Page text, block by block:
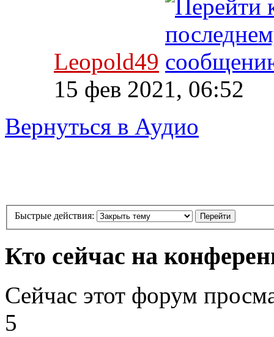
Leopold49
15 фев 2021, 06:52
Вернуться в Аудио
Быстрые действия:
Кто сейчас на
Сейчас этот форум
5